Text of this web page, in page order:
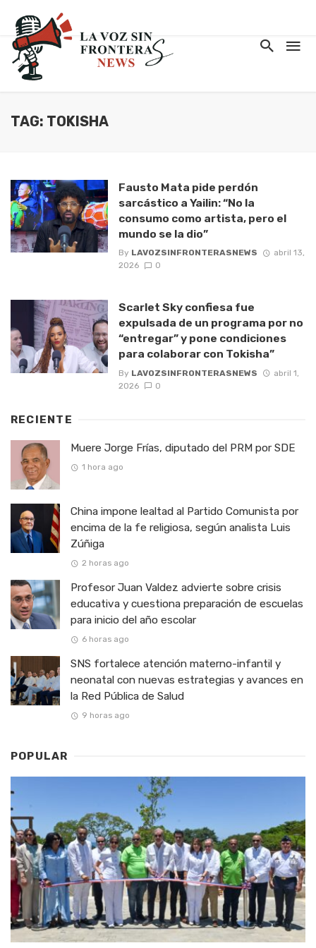
TAG: TOKISHA
Fausto Mata pide perdón
sarcástico a Yailin: “No la
consumo como artista, pero el
mundo se la dio”
By LAVOZSINFRONTERASNEWS
abril 13,
2026
0
Scarlet Sky confiesa fue
expulsada de un programa por no
“entregar” y pone condiciones
para colaborar con Tokisha”
By LAVOZSINFRONTERASNEWS
abril 1,
2026
0
RECIENTE
Muere Jorge Frías, diputado del PRM por SDE
1 hora ago
China impone lealtad al Partido Comunista por
encima de la fe religiosa, según analista Luis
Zúñiga
2 horas ago
Profesor Juan Valdez advierte sobre crisis
educativa y cuestiona preparación de escuelas
para inicio del año escolar
6 horas ago
SNS fortalece atención materno-infantil y
neonatal con nuevas estrategias y avances en
la Red Pública de Salud
9 horas ago
POPULAR